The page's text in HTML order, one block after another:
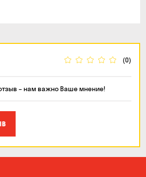
(0)
– нам важно Ваше мнение!